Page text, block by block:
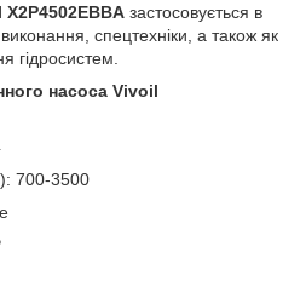
застосовується в
спецтехніки, а також як
гідросистем.
насоса Vivoil
700-3500